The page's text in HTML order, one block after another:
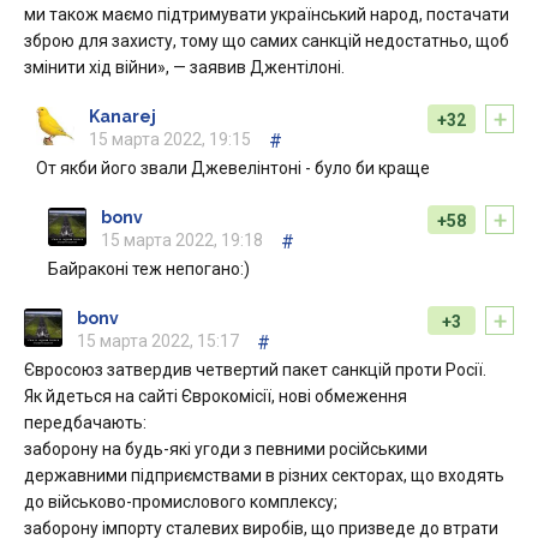
ми також маємо підтримувати український народ, постачати
зброю для захисту, тому що самих санкцій недостатньо, щоб
змінити хід війни», — заявив Джентілоні.
+
+32
Kanarej
15 марта 2022, 19:15
#
От якби його звали Джевелінтоні - було би краще
+
+58
bonv
15 марта 2022, 19:18
#
Байраконі теж непогано:)
+
+3
bonv
15 марта 2022, 15:17
#
Євросоюз затвердив четвертий пакет санкцій проти Росії.
Як йдеться на сайті Єврокомісії, нові обмеження
передбачають:
заборону на будь-які угоди з певними російськими
державними підприємствами в різних секторах, що входять
до військово-промислового комплексу;
заборону імпорту сталевих виробів, що призведе до втрати